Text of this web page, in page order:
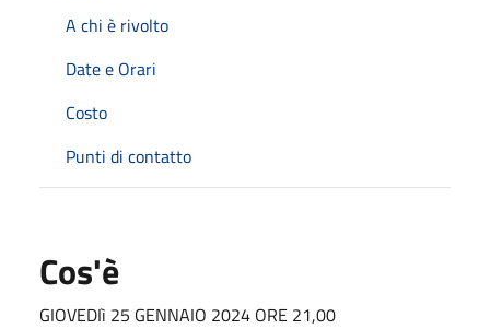
A chi è rivolto
Date e Orari
Costo
Punti di contatto
Cos'è
GIOVEDIì 25 GENNAIO 2024 ORE 21,00